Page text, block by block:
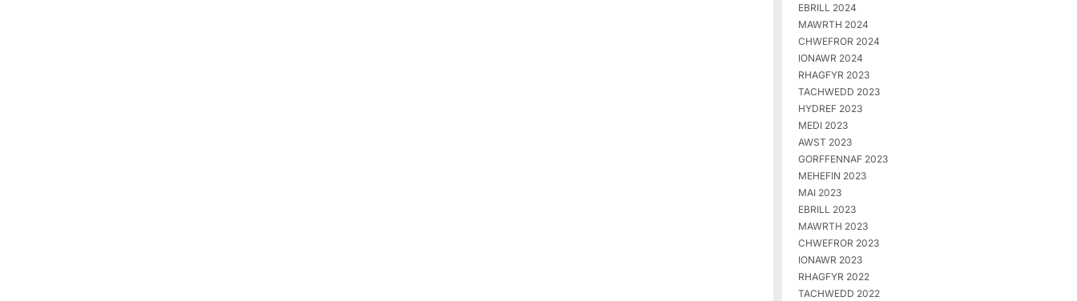
EBRILL 2024
MAWRTH 2024
CHWEFROR 2024
IONAWR 2024
RHAGFYR 2023
TACHWEDD 2023
HYDREF 2023
MEDI 2023
AWST 2023
GORFFENNAF 2023
MEHEFIN 2023
MAI 2023
EBRILL 2023
MAWRTH 2023
CHWEFROR 2023
IONAWR 2023
RHAGFYR 2022
TACHWEDD 2022